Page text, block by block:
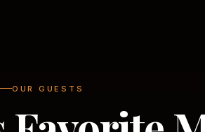
OUR GUESTS